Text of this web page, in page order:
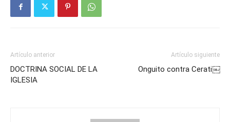
Artículo anterior
DOCTRINA SOCIAL DE LA
IGLESIA
Artículo siguiente
Onguito contra Cerati￼